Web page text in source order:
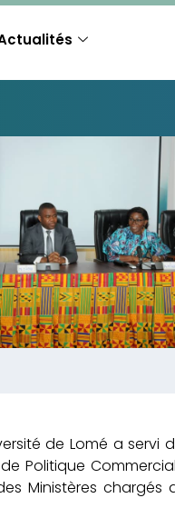
de Lomé a servi
Politique
Ministères chargés